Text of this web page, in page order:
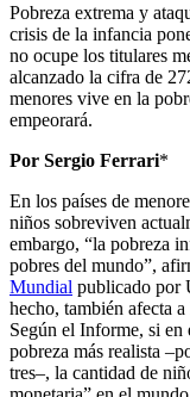
Pobreza extrema y
crisis de la infancia
no ocupe los titulares
alcanzado la cifra de
menores vive en la
empeorará.
Por Sergio Ferrari*
En los países de
niños sobreviven
embargo, “la pobreza
pobres del mundo”,
Mundial publicado por
hecho, también afecta
Según el Informe, si en
pobreza más realista
tres–, la cantidad de